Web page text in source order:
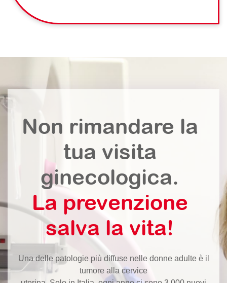
Non rimandare la
tua visita
ginecologica.
La prevenzione
salva la vita!
Una delle patologie più diffuse nelle donne adulte è il
tumore alla cervice